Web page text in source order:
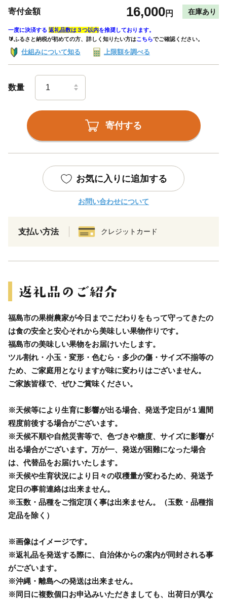
寄付金額 16,000円 在庫あり
一度に決済する 返礼品数は３つ以内を推奨しております。
🔰ふるさと納税が初めての方、詳しく知りたい方はこちらでご確認ください。
仕組みについて知る 上限額を調べる
数量
寄付する
お気に入りに追加する
お問い合わせについて
支払い方法 クレジットカード
福島市の果樹農家が今日までこだわりをもって守ってきたの
は食の安全と安心それから美味しい果物作りです。
福島市の美味しい果物をお届けいたします。
ツル割れ・小玉・変形・色むら・多少の傷・サイズ不揃等の
ため、ご家庭用となりますが味に変わりはございません。
ご家族皆様で、ぜひご賞味ください。
※天候等により生育に影響が出る場合、発送予定日が１週間
程度前後する場合がございます。
※天候不順や自然災害等で、色づきや糖度、サイズに影響が
出る場合がございます。万が一、発送が困難になった場合
は、代替品をお届けいたします。
※天候や生育状況により日々の収穫量が変わるため、発送予
定日の事前連絡は出来ません。
※玉数・品種をご指定頂く事は出来ません。（玉数・品種指
定品を除く）
※画像はイメージです。
※返礼品を発送する際に、自治体からの案内が同封される事
がございます。
※沖縄・離島への発送は出来ません。
※同日に複数個口お申込みいただきましても、出荷日が異な